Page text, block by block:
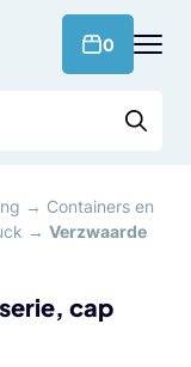
0
→ Containers en
→ Verzwaarde
cap